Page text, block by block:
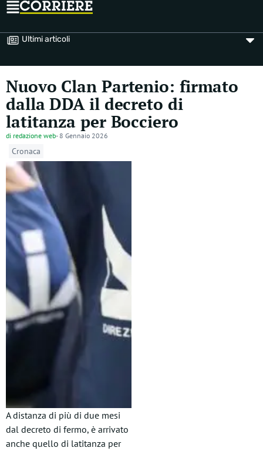
Ultimi articoli
Nuovo Clan Partenio: firmato
dalla DDA il decreto di
latitanza per Bocciero
di redazione web- 8 Gennaio 2026
Cronaca
A distanza di più di due mesi
dal decreto di fermo, è arrivato
anche quello di latitanza per